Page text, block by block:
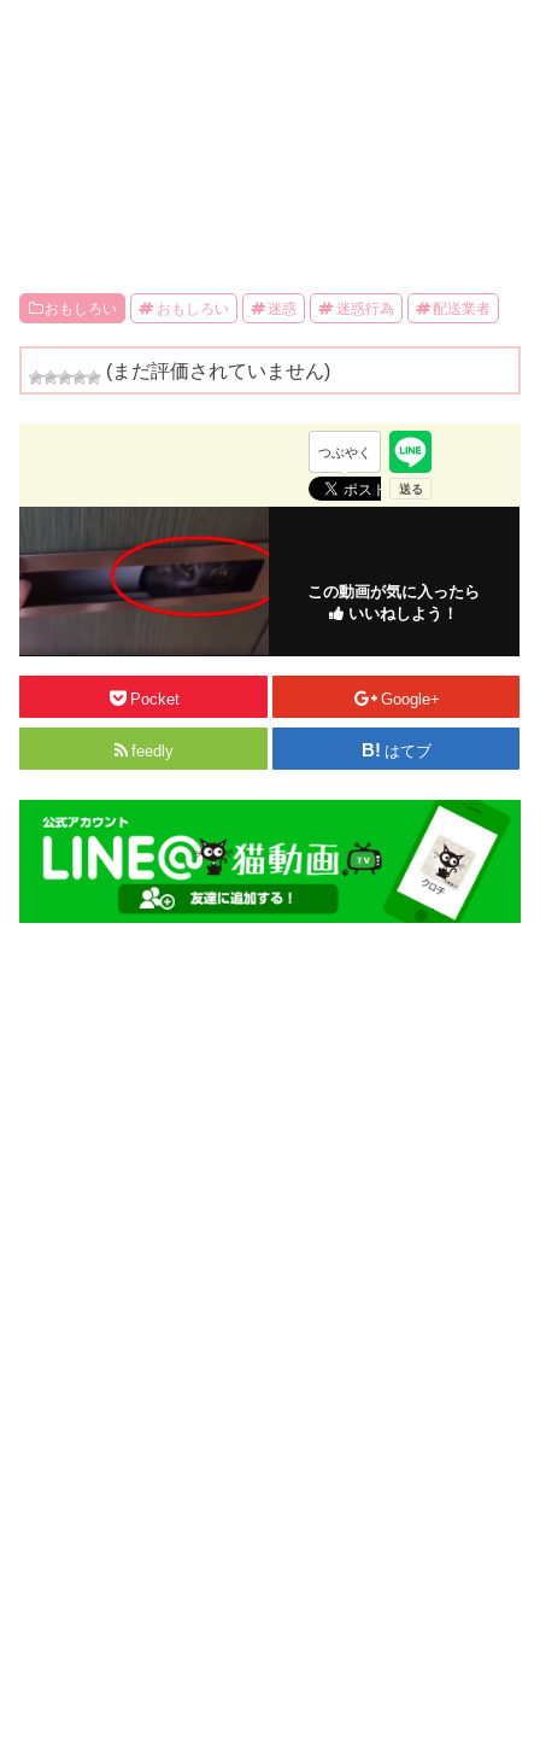
おもしろい おもしろい 迷惑 迷惑行為 配送業者
(まだ評価されていません)
つぶやく
この動画が気に入ったら
いいねしよう！
Pocket Google+
feedly はてブ